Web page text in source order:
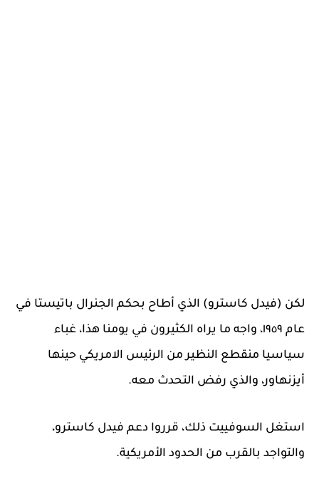
لكن (فيدل كاسترو) الذي أطاح بحكم الجنرال باتيستا في
عام ١٩٥٩، واجه ما يراه الكثيرون في يومنا هذا، غباء
سياسيا منقطع النظير من الرئيس الامريكي حينها
أيزنهاور، والذي رفض التحدث معه.
استغل السوفييت ذلك، قرروا دعم فيدل كاسترو،
والتواجد بالقرب من الحدود الأمريكية.